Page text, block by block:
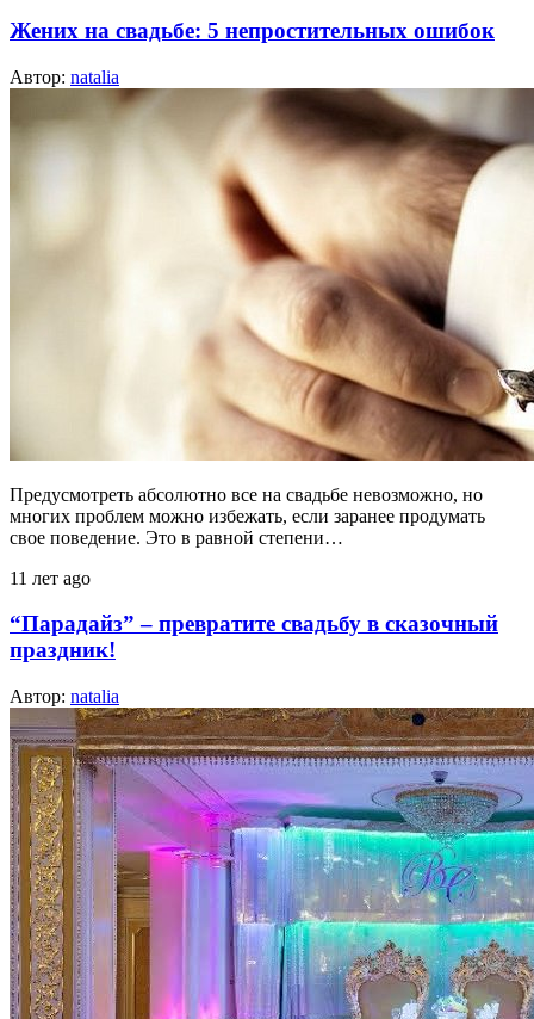
Жених на свадьбе: 5 непростительных ошибок
Автор: natalia
Предусмотреть абсолютно все на свадьбе невозможно, но
многих проблем можно избежать, если заранее продумать
свое поведение. Это в равной степени…
11 лет ago
“Парадайз” – превратите свадьбу в сказочный
праздник!
Автор: natalia